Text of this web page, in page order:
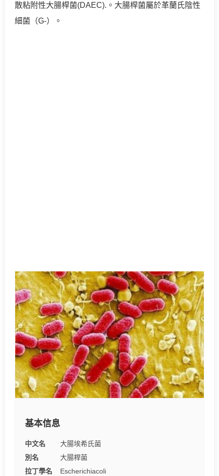
散粘附性大腸桿菌(DAEC).。大腸桿菌屬於革蘭氏陰性
細菌（G-）。
基本信息
中文名
大腸埃希氏菌
別名
大腸桿菌
拉丁學名
Escherichiacoli